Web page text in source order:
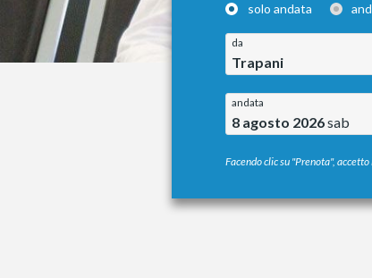
solo andata
da
Trapani
andata
8 agosto 2026sab
Facendo clic su "Prenota",